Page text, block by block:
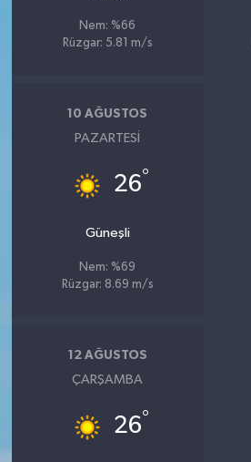
Nem: %66
Rüzgar: 5.81 m/s
10 AĞUSTOS
PAZARTESI
26°
Güneşli
Nem: %69
Rüzgar: 8.69 m/s
12 AĞUSTOS
ÇARŞAMBA
26°